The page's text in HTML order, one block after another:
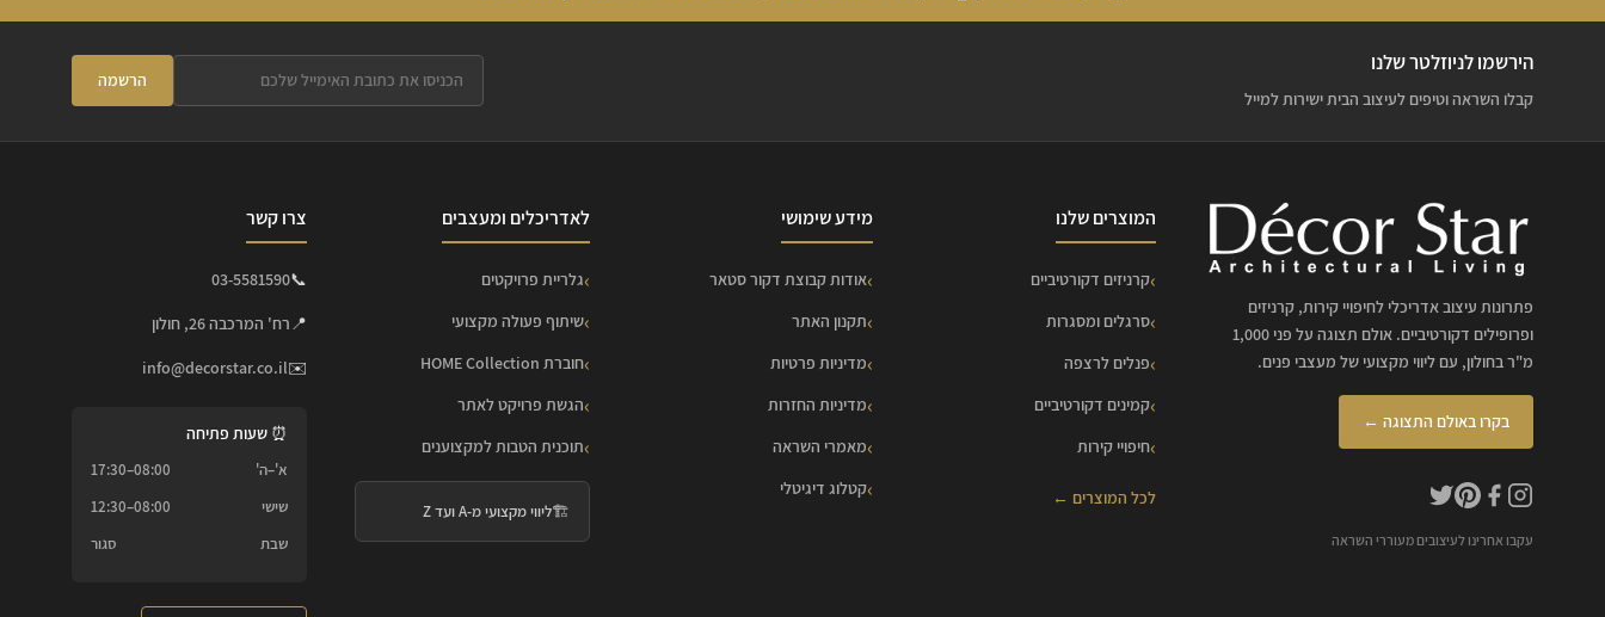
הירשמו לניוזלטר שלנו
קבלו השראה וטיפים לעיצוב הבית ישירות למייל
הרשמה
פתרונות עיצוב אדריכלי לחיפויי קירות, קרניזים
ופרופילים דקורטיביים. אולם תצוגה על פני 1,000
מ"ר בחולון, עם ליווי מקצועי של מעצבי פנים.
בקרו באולם התצוגה ←
עקבו אחרינו לעיצובים מעוררי השראה
המוצרים שלנו
קרניזים דקורטיביים
סרגלים ומסגרות
פנלים לרצפה
קמינים דקורטיביים
חיפויי קירות
לכל המוצרים ←
מידע שימושי
אודות קבוצת דקור סטאר
תקנון האתר
מדיניות פרטיות
מדיניות החזרות
מאמרי השראה
קטלוג דיגיטלי
לאדריכלים ומעצבים
גלריית פרויקטים
שיתוף פעולה מקצועי
חוברת HOME Collection
הגשת פרויקט לאתר
תוכנית הטבות למקצוענים
🏗️ליווי מקצועי מ-A ועד Z
צרו קשר
📞
03-5581590
📍רח' המרכבה 26, חולון
✉️
info@decorstar.co.il
⏰ שעות פתיחה
א'–ה'
08:00–17:30
שישי
08:00–12:30
שבת
סגור